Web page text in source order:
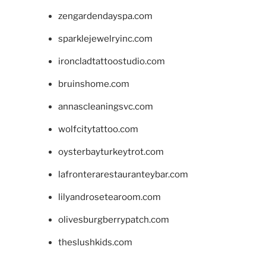
zengardendayspa.com
sparklejewelryinc.com
ironcladtattoostudio.com
bruinshome.com
annascleaningsvc.com
wolfcitytattoo.com
oysterbayturkeytrot.com
lafronterarestauranteybar.com
lilyandrosetearoom.com
olivesburgberrypatch.com
theslushkids.com